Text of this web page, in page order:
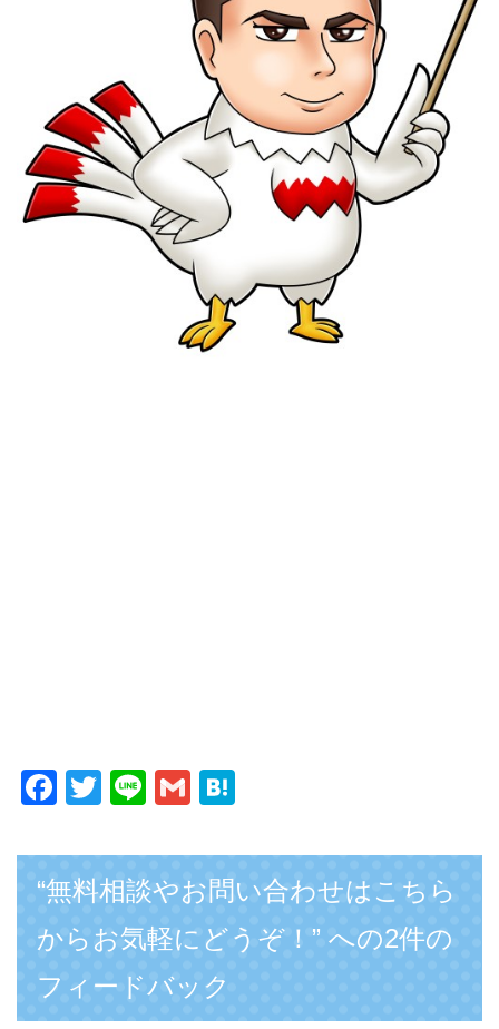
F
c
e
b
o
T
tt
er
Li
e
G
ail e
n
a
“無料相談やお問い合わせはこちら
からお気軽にどうぞ！” への2件の
フィードバック